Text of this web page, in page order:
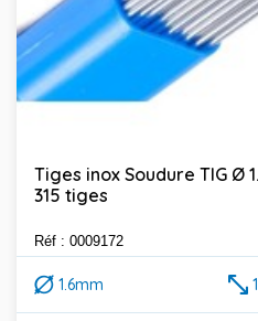
Tiges inox Soudure TIG Ø
315 tiges
Réf : 0009172
1.6mm